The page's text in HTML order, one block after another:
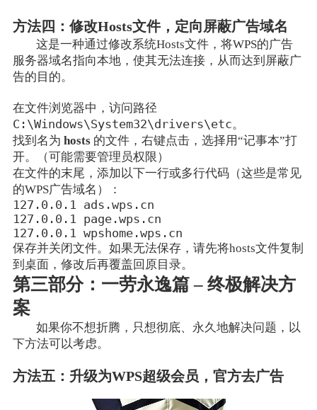
方法四：修改Hosts文件，定向屏蔽广告域名
这是一种通过修改系统Hosts文件，将WPS的广告
服务器域名指向本地，使其无法连接，从而达到屏蔽广
告的目的。
在文件浏览器中，访问路径
C:\Windows\System32\drivers\etc。
找到名为 hosts的文件，右键点击，选择用“记事本”打
开。（可能需要管理员权限）
在文件的末尾，添加以下一行或多行代码（这些是常见
的WPS广告域名）：
127.0.0.1 ads.wps.cn
127.0.0.1 page.wps.cn
127.0.0.1 wpshome.wps.cn
保存并关闭文件。如果无法保存，请先将hosts文件复制
到桌面，修改后再覆盖回原目录。
第三部分：一劳永逸篇 – 终极解决方
案
如果你不想折腾，只想彻底、永久地解决问题，以
下方法可以考虑。
方法五：升级为WPS超级会员，官方去广告